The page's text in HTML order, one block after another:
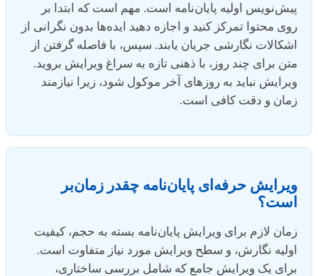
پیش‌نویس اولیه پایان‌نامه است. مهم است که ابتدا بر
روی محتوا تمرکز کنید و اجازه دهید ایده‌ها بدون نگرانی از
اشکالات نگارشی جریان یابند. سپس، با فاصله گرفتن از
متن برای چند روز، با ذهنی تازه به سراغ ویرایش بروید.
ویرایش نباید به روزهای آخر موکول شود، زیرا نیازمند
زمان و دقت کافی است.
ویرایش حرفه‌ای پایان‌نامه چقدر زمان‌بر
است؟
زمان لازم برای ویرایش پایان‌نامه بسته به حجم، کیفیت
اولیه نگارش، و سطح ویرایش مورد نیاز متفاوت است.
برای یک ویرایش جامع که شامل بررسی ساختاری،